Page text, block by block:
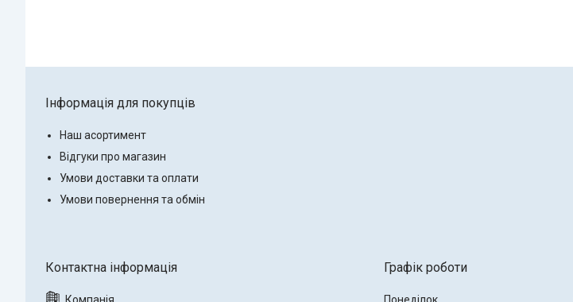
Інформація для покупців
Наш асортимент
Відгуки про магазин
Умови доставки та оплати
Умови повернення та обмін
Графік роботи